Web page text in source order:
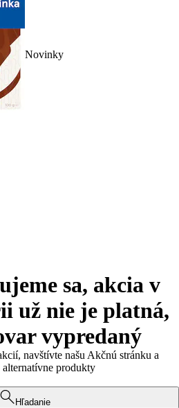
Novinky
sa, akcia v
už nie je platná,
vypredaný
navštívte našu Akčnú stránku a
produkty
Hľadanie